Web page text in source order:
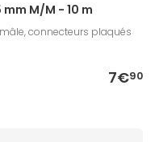
M/M - 10 m
connecteurs plaqués
7€90